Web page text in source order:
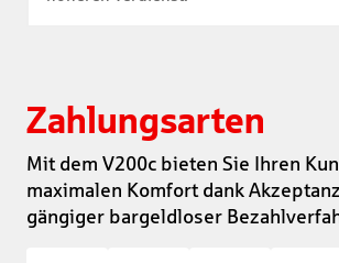
Zahlungsarten
Mit dem V200c bieten Sie Ihren
maximalen Komfort dank
gängiger bargeldloser